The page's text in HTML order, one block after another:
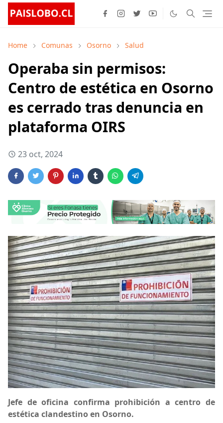
Home Comunas Osorno Salud
Operaba sin permisos:
Centro de estética en Osorno
es cerrado tras denuncia en
plataforma OIRS
23 oct, 2024
Jefe de oficina confirma prohibición a centro de
estética clandestino en Osorno.